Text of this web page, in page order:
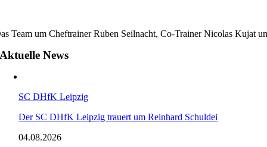
Team um Cheftrainer Ruben Seilnacht, Co-Trainer Nicolas Kujat
Aktuelle News
SC DHfK Leipzig
Der SC DHfK Leipzig trauert um Reinhard Schuldei
04.08.2026